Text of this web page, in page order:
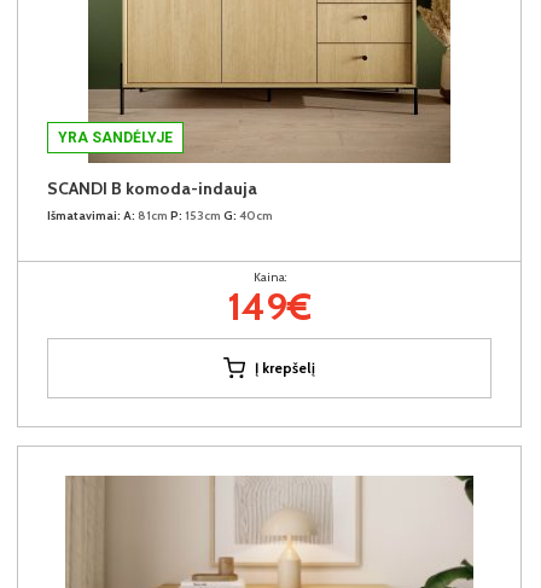
YRA SANDĖLYJE
SCANDI B komoda-indauja
Išmatavimai: A: 81cm P: 153cm G: 40cm
Kaina:
149€
Į krepšelį